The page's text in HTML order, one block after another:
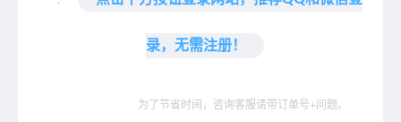
录，无需注册！
为了节省时间，咨询客服请带订单号+问题。